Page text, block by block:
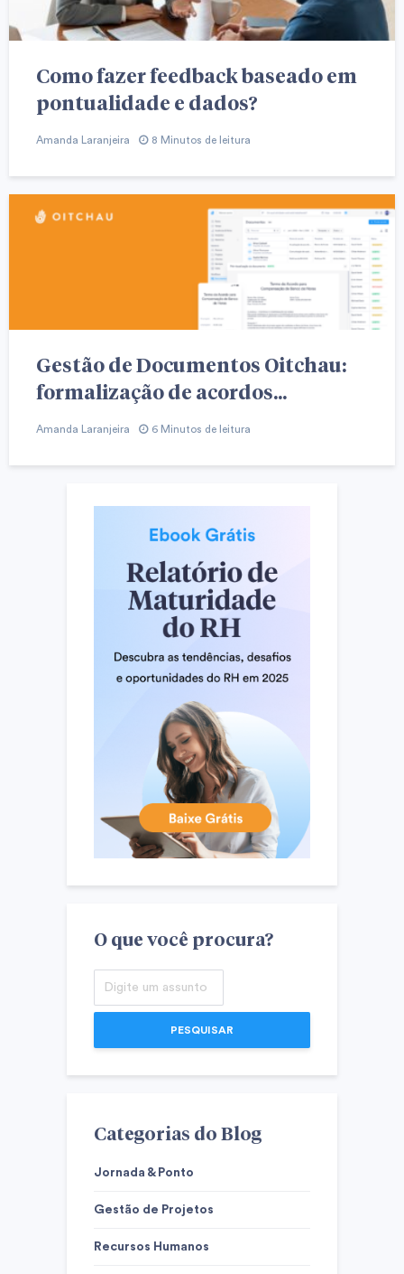
Como fazer feedback baseado em
pontualidade e dados?
Amanda Laranjeira 8 Minutos de leitura
Gestão de Documentos Oitchau:
formalização de acordos...
Amanda Laranjeira 6 Minutos de leitura
O que você procura?
PESQUISAR
Categorias do Blog
Jornada & Ponto
Gestão de Projetos
Recursos Humanos